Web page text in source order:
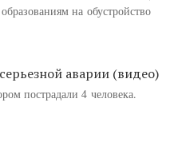
на обустройство
аварии (видео)
пострадали 4 человека.